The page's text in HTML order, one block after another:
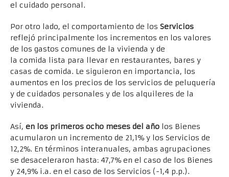
el cuidado personal.
Por otro lado, el comportamiento de los Servicios
reflejó principalmente los incrementos en los valores
de los gastos comunes de la vivienda y de
la comida lista para llevar en restaurantes, bares y
casas de comida. Le siguieron en importancia, los
aumentos en los precios de los servicios de peluquería
y de cuidados personales y de los alquileres de la
vivienda.
Así, en los primeros ocho meses del año los Bienes
acumularon un incremento de 21,1% y los Servicios de
12,2%. En términos interanuales, ambas agrupaciones
se desaceleraron hasta: 47,7% en el caso de los Bienes
y 24,9% i.a. en el caso de los Servicios (-1,4 p.p.).